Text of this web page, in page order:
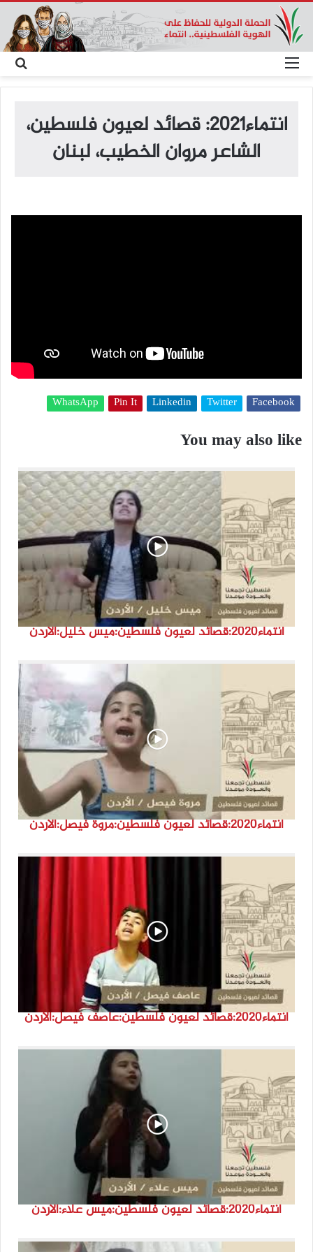
عن
انتماء2021: قصائد لعيون فلسطين،
الشاعر مروان الخطيب، لبنان
Facebook
Twitter
Linkedin
Pin It
WhatsApp
You may also like
انتماء2020:قصائد لعيون فلسطين:ميس خليل:الأردن
انتماء2020:قصائد لعيون فلسطين:مروة فيصل:الأردن
انتماء2020:قصائد لعيون فلسطين:عاصف فيصل:الأردن
انتماء2020:قصائد لعيون فلسطين:ميس علاء:الأردن